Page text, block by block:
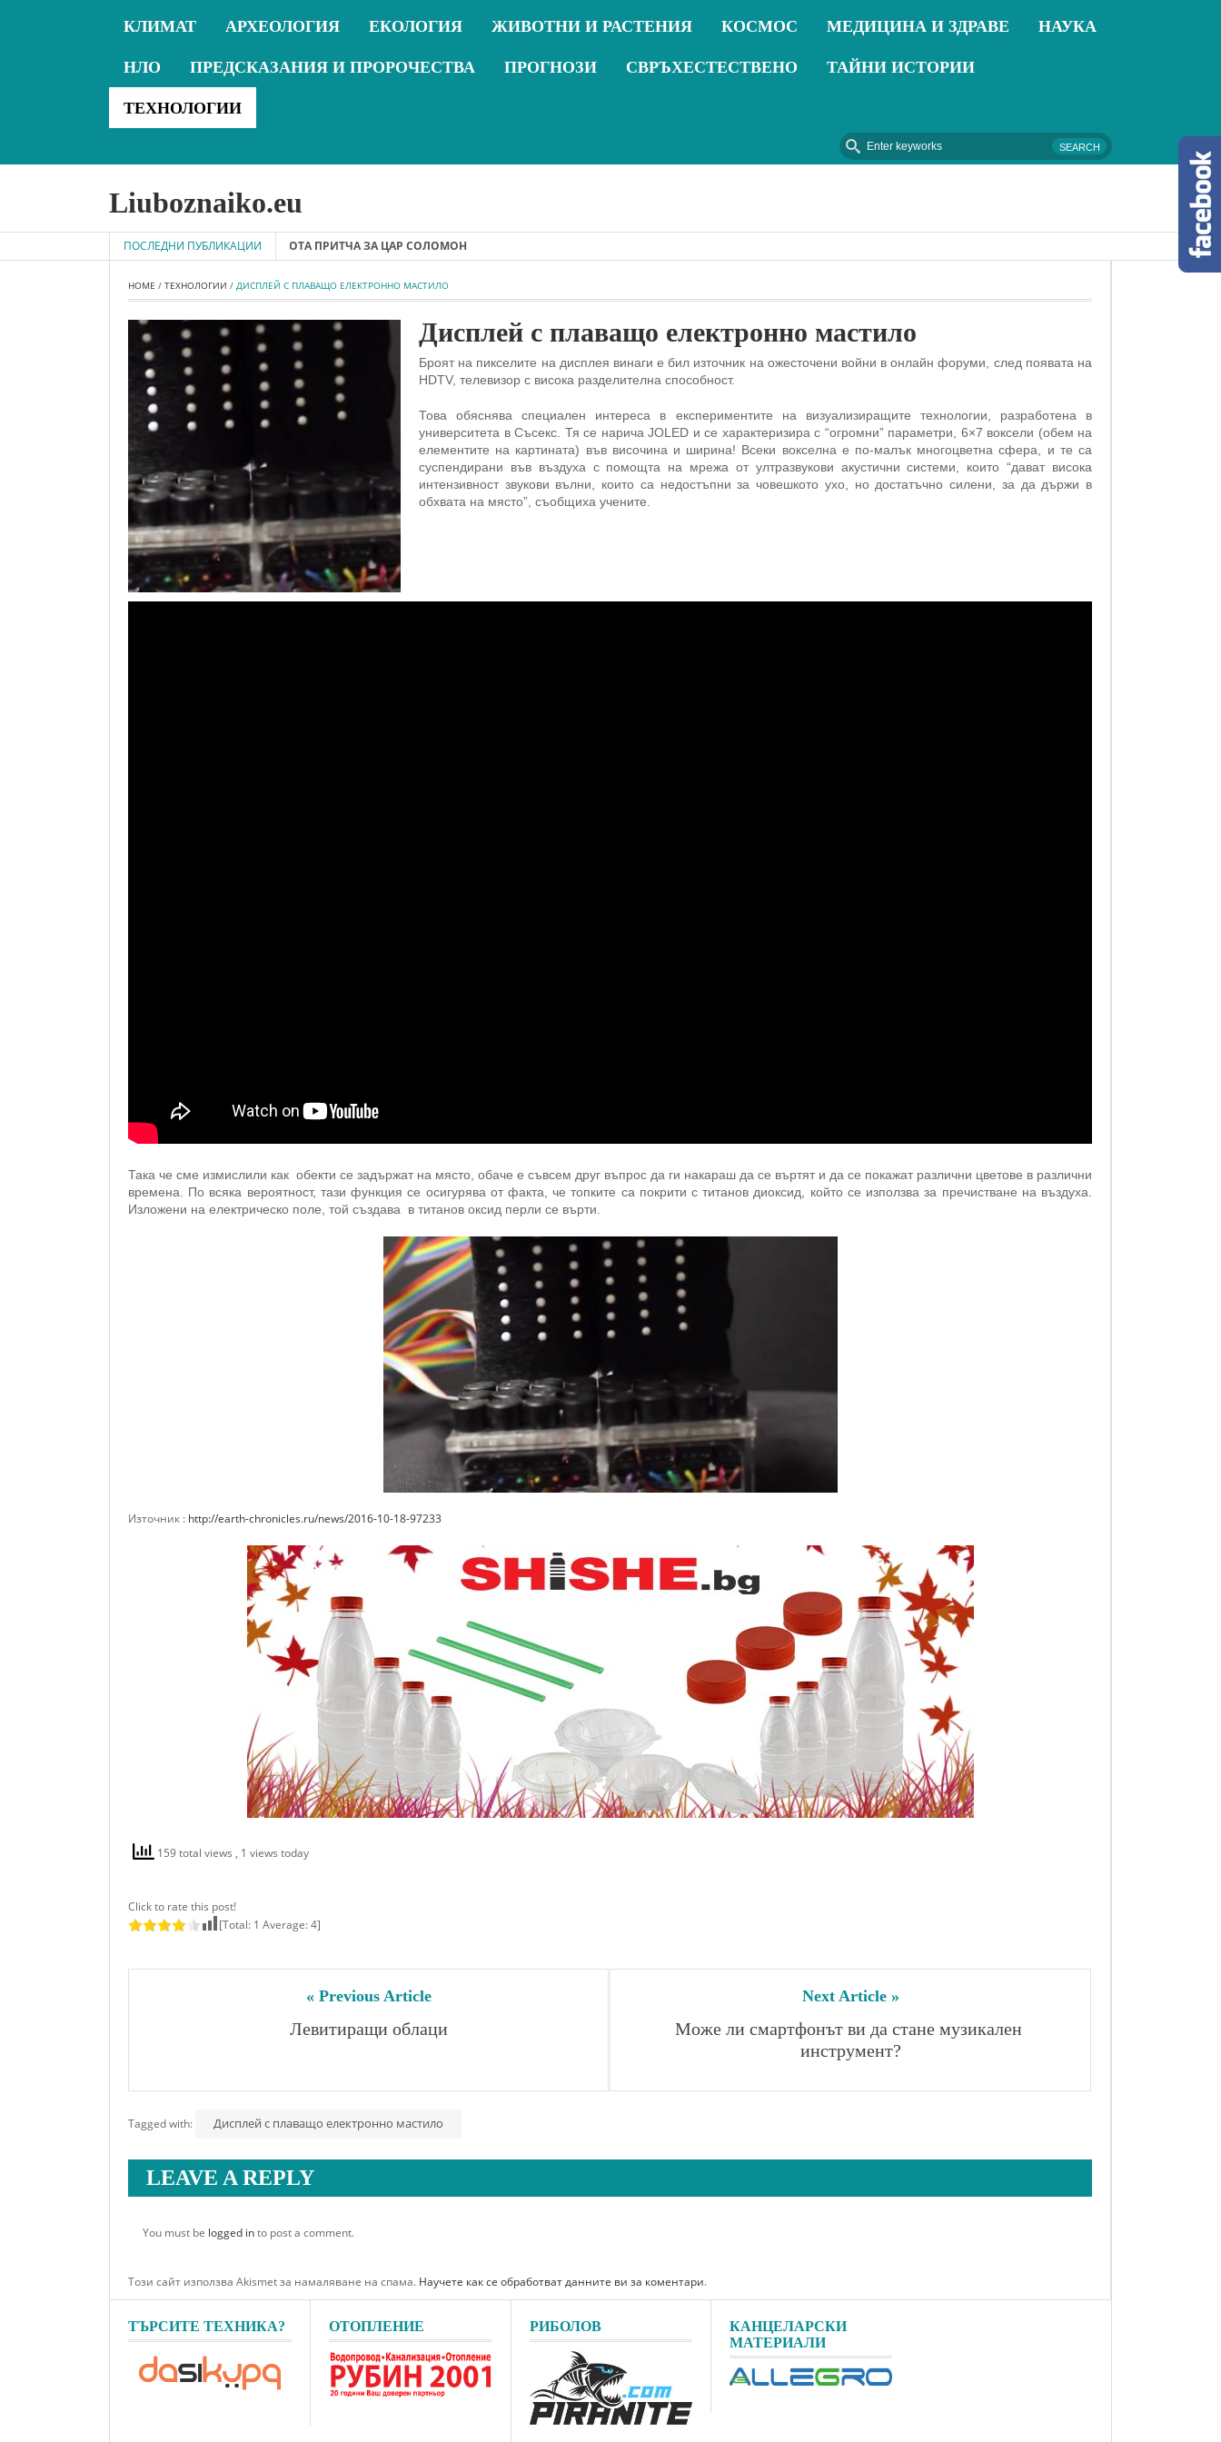
КЛИМАТ АРХЕОЛОГИЯ ЕКОЛОГИЯ ЖИВОТНИ И РАСТЕНИЯ КОСМОС МЕДИЦИНА И ЗДРАВЕ НАУКА
НЛО ПРЕДСКАЗАНИЯ И ПРОРОЧЕСТВА ПРОГНОЗИ СВРЪХЕСТЕСТВЕНО ТАЙНИ ИСТОРИИ
ТЕХНОЛОГИИ
Liuboznaiko.eu
ПОСЛЕДНИ ПУБЛИКАЦИИ
2019-06-06 - ВЕЛИКАТА ТАЙНА НА ЖИВОТА ПРИТЧА ЗА ЦАР СОЛОМОН 2018-09-16 - Термопомпи – Отопление от природата
HOME / ТЕХНОЛОГИИ / ДИСПЛЕЙ С ПЛАВАЩО ЕЛЕКТРОННО МАСТИЛО
Дисплей с плаващо електронно мастило
Броят на пикселите на дисплея винаги е бил източник на ожесточени войни в онлайн форуми, след появата на
HDTV, телевизор с висока разделителна способност.
Това обяснява специален интереса в експериментите на визуализиращите технологии, разработена в
университета в Съсекс. Тя се нарича JOLED и се характеризира с “огромни” параметри, 6×7 воксели (обем на
елементите на картината) във височина и ширина! Всеки вокселна е по-малък многоцветна сфера, и те са
суспендирани във въздуха с помощта на мрежа от ултразвукови акустични системи, които “дават висока
интензивност звукови вълни, които са недостъпни за човешкото ухо, но достатъчно силени, за да държи в
обхвата на място”, съобщиха учените.
Така че сме измислили как обекти се задържат на място, обаче е съвсем друг въпрос да ги накараш да се въртят и да се покажат различни цветове в различни
времена. По всяка вероятност, тази функция се осигурява от факта, че топките са покрити с титанов диоксид, който се използва за пречистване на въздуха.
Изложени на електрическо поле, той създава в титанов оксид перли се върти.
Източник : http://earth-chronicles.ru/news/2016-10-18-97233
159 total views , 1 views today
Click to rate this post!
[Total: 1 Average:4]
« Previous Article
Левитиращи облаци
Next Article »
Може ли смартфонът ви да стане музикален
инструмент?
Tagged with: Дисплей с плаващо електронно мастило
LEAVE A REPLY
You must be logged into post a comment.
Този сайт използва Akismet за намаляване на спама. Научете как се обработват данните ви за коментари.
ТЪРСИТЕ ТЕХНИКА? ОТОПЛЕНИЕ РИБОЛОВ
КАНЦЕЛАРСКИ
МАТЕРИАЛИ